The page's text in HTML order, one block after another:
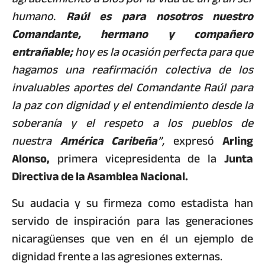
humano. Raúl es para nosotros nuestro
Comandante, hermano y compañero
entrañable;hoy es la ocasión perfecta para que
hagamos una reafirmación colectiva de los
invaluables aportes del Comandante Raúl para
la paz con dignidad y el entendimiento desde la
soberanía y el respeto a los pueblos de
nuestra América Caribeña”, expresó Arling
Alonso, primera vicepresidenta de la Junta
Directiva de la Asamblea Nacional.
Su audacia y su firmeza como estadista han
servido de inspiración para las generaciones
nicaragüenses que ven en él un ejemplo de
dignidad frente a las agresiones externas.